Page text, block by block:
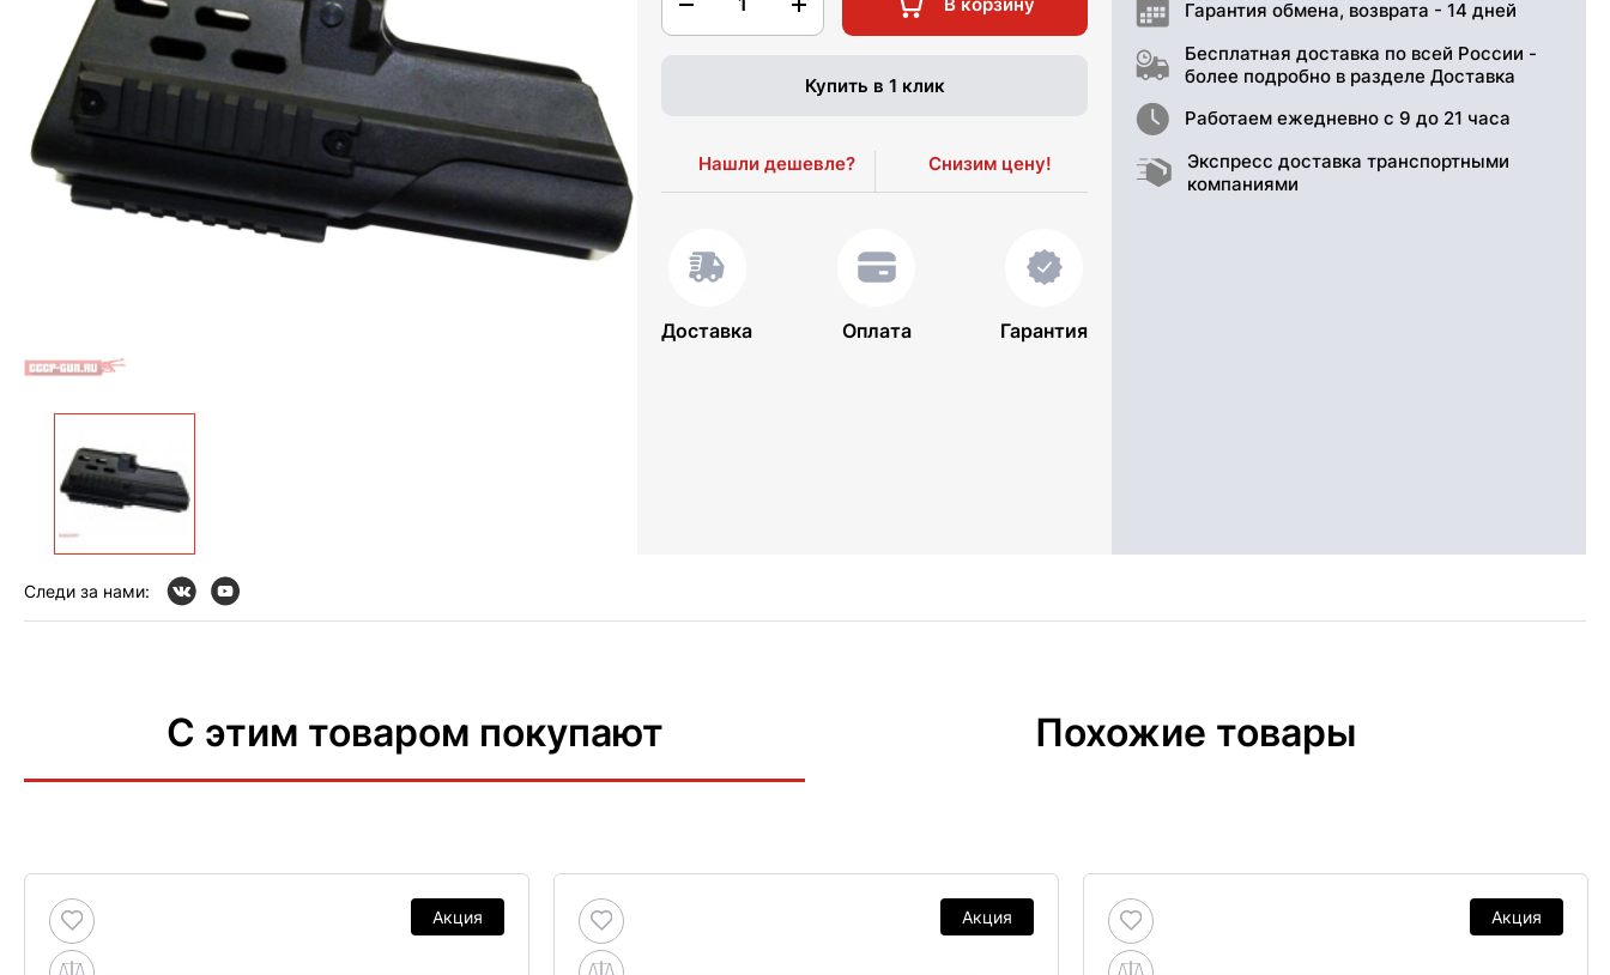
Купить в 1 клик
Нашли дешевле? Снизим цену!
Доставка Оплата Гарантия
Гарантия обмена, возврата - 14 дней
Бесплатная доставка по всей России -
более подробно в разделе Доставка
Работаем ежедневно с 9 до 21 часа
Экспресс доставка транспортными
компаниями
Следи за нами:
С этим товаром покупают Похожие товары
Акция Акция Акция